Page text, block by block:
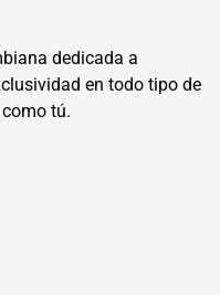
dedicada a
en todo tipo de
tú.